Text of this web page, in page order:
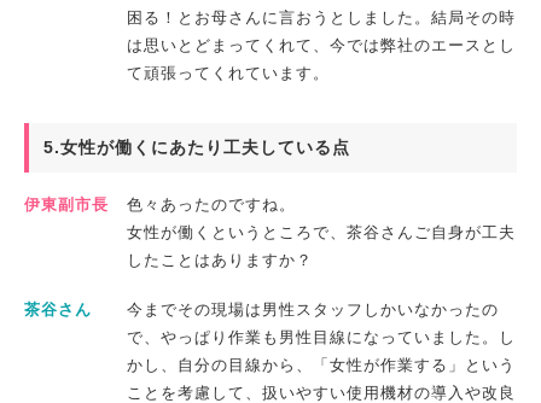
困る！とお母さんに言おうとしました。結局その時
は思いとどまってくれて、今では弊社のエースとし
て頑張ってくれています。
5.女性が働くにあたり工夫している点
伊東副市長
色々あったのですね。
女性が働くというところで、茶谷さんご自身が工夫
したことはありますか？
茶谷さん
今までその現場は男性スタッフしかいなかったの
で、やっぱり作業も男性目線になっていました。し
かし、自分の目線から、「女性が作業する」という
ことを考慮して、扱いやすい使用機材の導入や改良